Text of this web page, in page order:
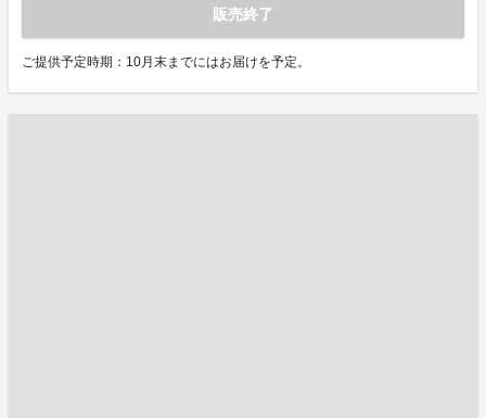
販売終了
ご提供予定時期：10月末までにはお届けを予定。